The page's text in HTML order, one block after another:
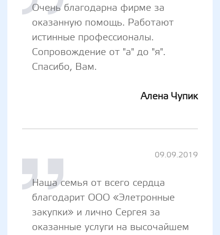
Очень благодарна фирме за
оказанную помощь. Работают
истинные профессионалы.
Сопровождение от "а" до "я".
Спасибо, Вам.
Алена Чупик
09.09.2019
Наша семья от всего сердца
благодарит ООО «Элетронные
закупки» и лично Сергея за
оказанные услуги на высочайшем